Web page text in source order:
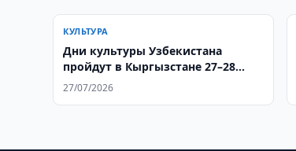
КУЛЬТУРА
Дни культуры Узбекистана
пройдут в Кыргызстане 27–28
июля
27/07/2026